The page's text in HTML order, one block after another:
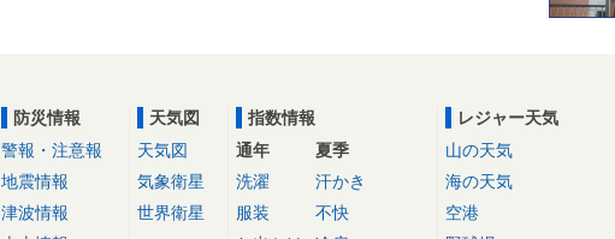
防災情報
警報・注意報
地震情報
津波情報
天気図
天気図
気象衛星
世界衛星
指数情報
通年
洗濯
服装
夏季
汗かき
不快
レジャー天気
山の天気
海の天気
空港